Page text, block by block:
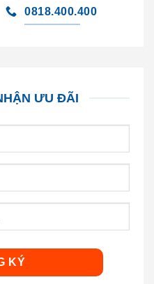
0818.400.400
ƯU ĐÃI